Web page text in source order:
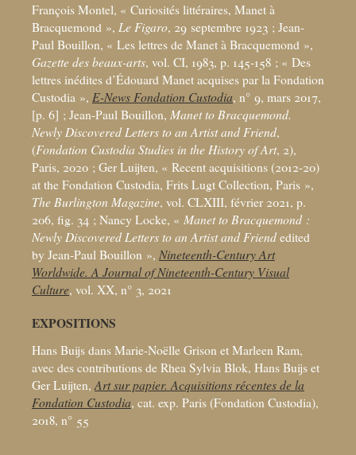
François Montel, « Curiosités littéraires, Manet à
Bracquemond », Le Figaro, 29 septembre 1923 ; Jean-
Paul Bouillon, « Les lettres de Manet à Bracquemond »,
Gazette des beaux-arts, vol. CI, 1983, p. 145-158 ; « Des
lettres inédites d’Édouard Manet acquises par la Fondation
Custodia », E-News Fondation Custodia, n° 9, mars 2017,
[p. 6] ; Jean-Paul Bouillon, Manet to Bracquemond.
Newly Discovered Letters to an Artist and Friend,
(Fondation Custodia Studies in the History of Art, 2),
Paris, 2020 ; Ger Luijten, « Recent acquisitions (2012-20)
at the Fondation Custodia, Frits Lugt Collection, Paris »,
The Burlington Magazine, vol. CLXIII, février 2021, p.
206, fig. 34 ; Nancy Locke, « Manet to Bracquemond :
Newly Discovered Letters to an Artist and Friendedited
by Jean-Paul Bouillon », Nineteenth-Century Art
Worldwide. A Journal of Nineteenth-Century Visual
Culture, vol. XX, n° 3, 2021
EXPOSITIONS
Hans Buijs dans Marie-Noëlle Grison et Marleen Ram,
avec des contributions de Rhea Sylvia Blok, Hans Buijs et
Ger Luijten,Art sur papier. Acquisitions récentes de la
Fondation Custodia, cat. exp. Paris (Fondation Custodia),
2018, n° 55